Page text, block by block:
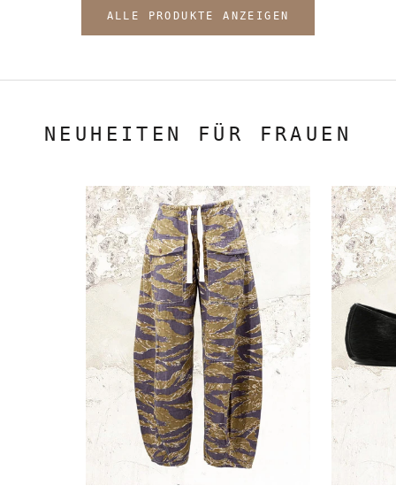
ALLE PRODUKTE ANZEIGEN
NEUHEITEN FÜR FRAUEN